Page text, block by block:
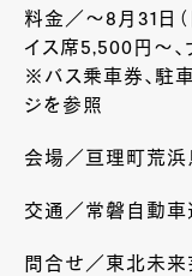
料金／～8 月 31 日
イス席5,500 円～
※バス乗車券、駐
ジを参照
会場／亘理町荒
交通／常磐自動車
問合せ／東北未